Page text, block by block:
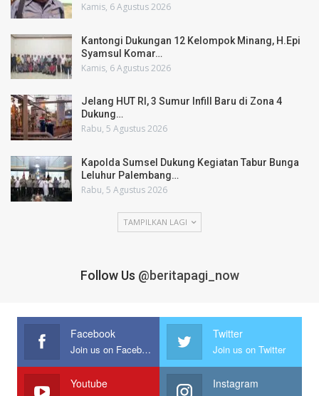
Kamis, 6 Agustus 2026
Kantongi Dukungan 12 Kelompok Minang, H.Epi
Syamsul Komar…
Kamis, 6 Agustus 2026
Jelang HUT RI, 3 Sumur Infill Baru di Zona 4
Dukung…
Rabu, 5 Agustus 2026
Kapolda Sumsel Dukung Kegiatan Tabur Bunga
Leluhur Palembang…
Rabu, 5 Agustus 2026
TAMPILKAN LAGI
Follow Us @beritapagi_now
Facebook
Join us on Facebook
Twitter
Join us on Twitter
Youtube Instagram